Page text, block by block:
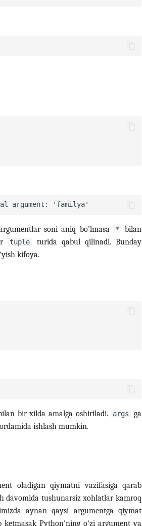
soni aniq bo'lmasa *
bilan
tuple
turida qabul qilinadi. Bunday
kifoya.
bir xilda amalga oshiriladi. args
ga
ishlash mumkin.
oladigan qiymatni vazifasiga qarab
davomida tushunarsiz xohlatlar kamroq
aynan qaysi argumentga qiymat
Python'ning o'zi argument va